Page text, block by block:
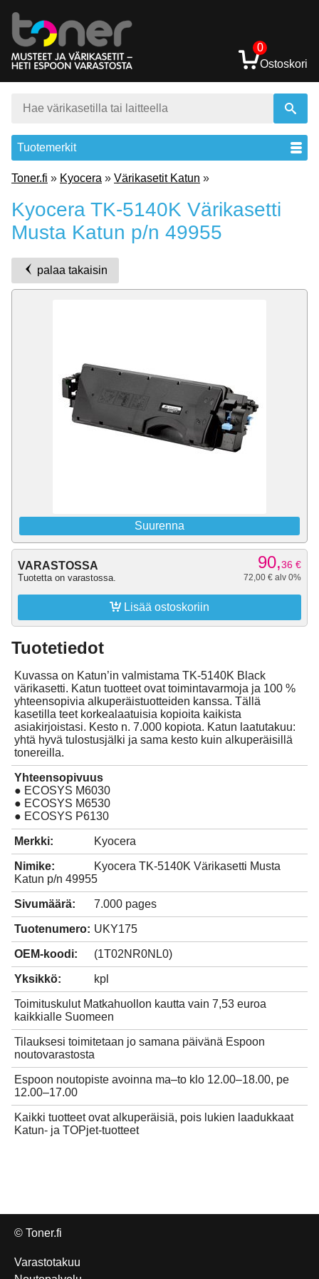
0
Ostoskori
Tuotemerkit
Toner.fi » Kyocera » Värikasetit Katun »
Kyocera TK-5140K Värikasetti
Musta Katun p/n 49955
palaa takaisin
Suurenna
VARASTOSSA
Tuotetta on varastossa.
90,36 €
72,00 € alv 0%
 Lisää ostoskoriin
Tuotetiedot
Kuvassa on Katun’in valmistama TK-5140K Black
värikasetti. Katun tuotteet ovat toimintavarmoja ja 100 %
yhteensopivia alkuperäistuotteiden kanssa. Tällä
kasetilla teet korkealaatuisia kopioita kaikista
asiakirjoistasi. Kesto n. 7.000 kopiota. Katun laatutakuu:
yhtä hyvä tulostusjälki ja sama kesto kuin alkuperäisillä
tonereilla.
Yhteensopivuus
● ECOSYS M6030
● ECOSYS M6530
● ECOSYS P6130
Merkki: Kyocera
Nimike:
Kyocera TK-5140K Värikasetti Musta
Katun p/n 49955
Sivumäärä: 7.000 pages
Tuotenumero: UKY175
OEM-koodi: (1T02NR0NL0)
Yksikkö: kpl
Toimituskulut Matkahuollon kautta vain 7,53 euroa
kaikkialle Suomeen
Tilauksesi toimitetaan jo samana päivänä Espoon
noutovarastosta
Espoon noutopiste avoinna ma–to klo 12.00–18.00, pe
12.00–17.00
Kaikki tuotteet ovat alkuperäisiä, pois lukien laadukkaat
Katun- ja TOPjet-tuotteet
© Toner.fi
Varastotakuu